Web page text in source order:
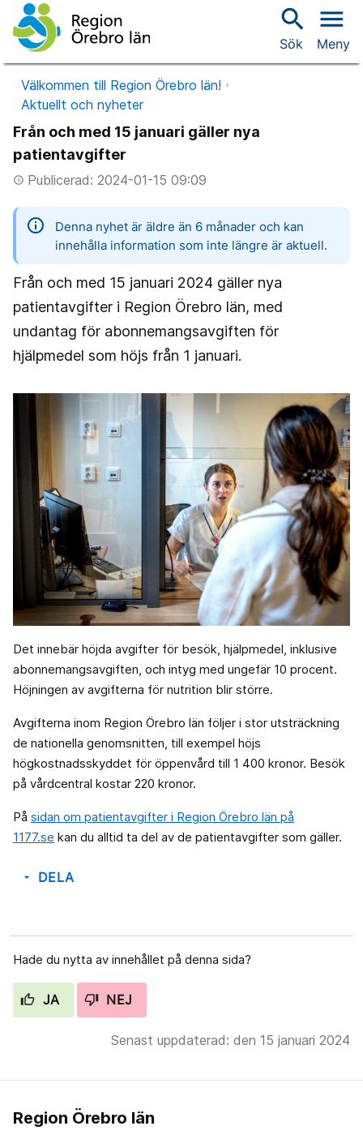
search
Sök
menu
Meny
Välkommen till Region Örebro län!
Aktuellt och nyheter
Från och med 15 januari gäller nya
patientavgifter
access_timePublicerad: 2024-01-15 09:09
information
Denna nyhet är äldre än 6 månader och kan
innehålla information som inte längre är aktuell.
Från och med 15 januari 2024 gäller nya
patientavgifter i Region Örebro län, med
undantag för abonnemangsavgiften för
hjälpmedel som höjs från 1 januari.
Det innebär höjda avgifter för besök, hjälpmedel, inklusive
abonnemangsavgiften, och intyg med ungefär 10 procent.
Höjningen av avgifterna för nutrition blir större.
Avgifterna inom Region Örebro län följer i stor utsträckning
de nationella genomsnitten, till exempel höjs
högkostnadsskyddet för öppenvård till 1 400 kronor. Besök
på vårdcentral kostar 220 kronor.
På sidan om patientavgifter i Region Örebro län på
1177.se kan du alltid ta del av de patientavgifter som gäller.
arrow_drop_down DELA
Hade du nytta av innehållet på denna sida?
JA NEJ
Senast uppdaterad: den 15 januari 2024
Region Örebro län